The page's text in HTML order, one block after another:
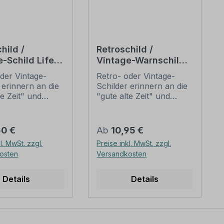
/
Schild Life is
Vintage-
an die
Zeit" und
Sind
im Original
und häufig
Preise
unschlagbare
Schilder
Preis:
€
MwSt. zzgl.
Details
Retroschild /
Vintage-Warnschild
Warning - Bro's have
fun - Approach with
caution
Retro- oder Vintage-
Schilder erinnern an die
"gute alte Zeit" und
großer Beliebheit. Sind
diese Schilder im Original
nur schwer und häufig
nur zu horrenden Preise
neu produzierten
Gewand unschlagbare
Vorteile. Diese Schilder
Regulärer Preis:
Ab 10,95 €
Preise inkl. MwSt. zzgl.
Versandkosten
Details